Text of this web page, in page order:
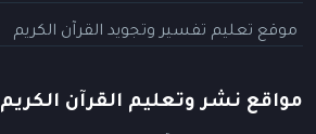
موقع تعليم تفسير وتجويد القرآن الكريم
مواقع نشر وتعليم القرآن الكريم